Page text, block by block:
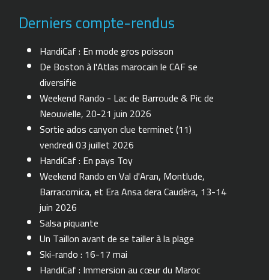
Derniers compte-rendus
HandiCaf : En mode gros poisson
De Boston à l'Atlas marocain le CAF se
diversifie
Weekend Rando - Lac de Barroude & Pic de
Neouvielle, 20-21 juin 2026
Sortie ados canyon clue terminet (11)
vendredi 03 juillet 2026
HandiCaf : En pays Toy
Weekend Rando en Val d'Aran, Montlude,
Barracomica, et Era Ansa dera Caudèra, 13-14
juin 2026
Salsa piquante
Un Taillon avant de se tailler à la plage
Ski-rando : 16-17 mai
HandiCaf : Immersion au cœur du Maroc